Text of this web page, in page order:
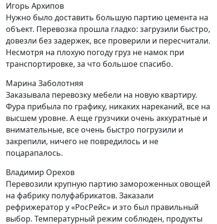
Игорь Архипов
Нужно было доставить большую партию цемента на
объект. Перевозка прошла гладко: загрузили быстро,
довезли без задержек, все проверили и пересчитали.
Несмотря на плохую погоду груз не намок при
транспортировке, за что большое спасибо.
Марина Заболотняя
Заказывала перевозку мебели на новую квартиру.
Фура прибыла по графику, никаких нареканий, все на
высшем уровне. А еще грузчики очень аккуратные и
внимательные, все очень быстро погрузили и
закрепили, ничего не повредилось и не
поцарапалось.
Владимир Орехов
Перевозили крупную партию замороженных овощей
на фабрику полуфабрикатов. Заказали
рефрижератор у «РосРейс» и это был правильный
выбор. Температурный режим соблюден, продукты